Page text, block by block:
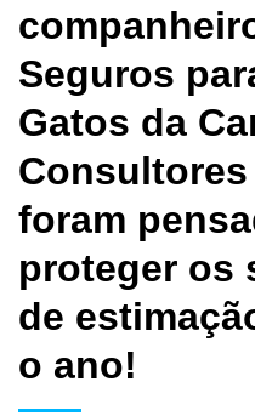
Seguros
Gatos da
foram
proteger os
de
o ano!